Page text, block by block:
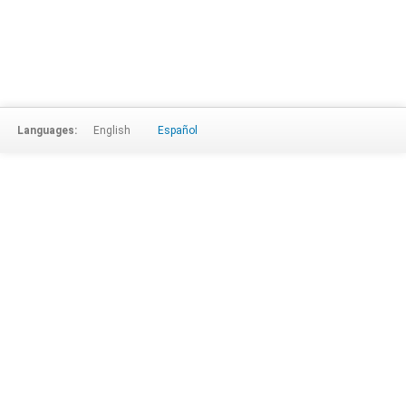
Languages: English Español